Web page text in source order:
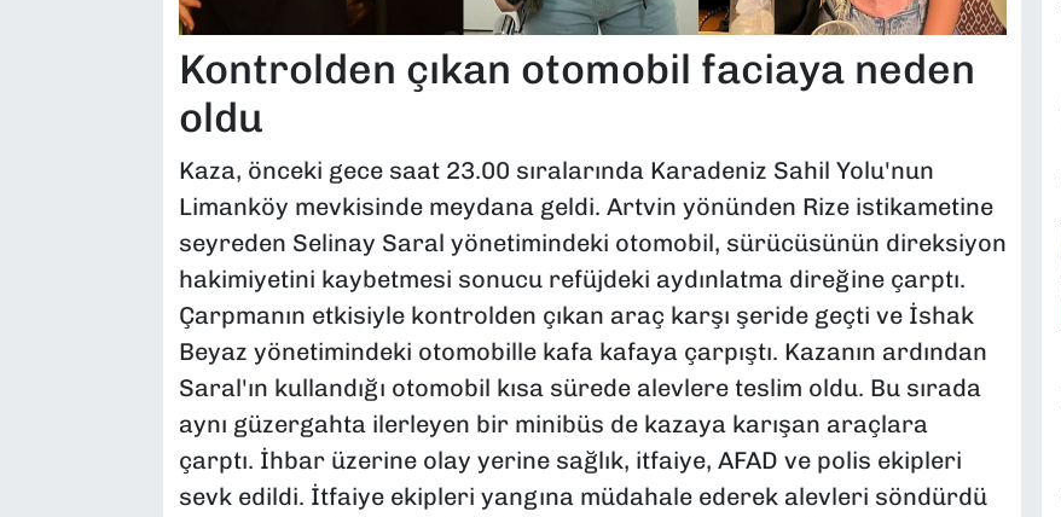
Kontrolden çıkan otomobil faciaya neden
oldu
Kaza, önceki gece saat 23.00 sıralarında Karadeniz Sahil Yolu'nun
Limanköy mevkisinde meydana geldi. Artvin yönünden Rize istikametine
seyreden Selinay Saral yönetimindeki otomobil, sürücüsünün direksiyon
hakimiyetini kaybetmesi sonucu refüjdeki aydınlatma direğine çarptı.
Çarpmanın etkisiyle kontrolden çıkan araç karşı şeride geçti ve İshak
Beyaz yönetimindeki otomobille kafa kafaya çarpıştı. Kazanın ardından
Saral'ın kullandığı otomobil kısa sürede alevlere teslim oldu. Bu sırada
aynı güzergahta ilerleyen bir minibüs de kazaya karışan araçlara
çarptı. İhbar üzerine olay yerine sağlık, itfaiye, AFAD ve polis ekipleri
sevk edildi. İtfaiye ekipleri yangına müdahale ederek alevleri söndürdü